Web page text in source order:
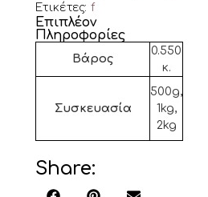
Ετικέτες:f
Επιπλέον
Πληροφορίες
Βάρος
0.550
κ.
Συσκευασία
500g,
1kg,
2kg
Share: